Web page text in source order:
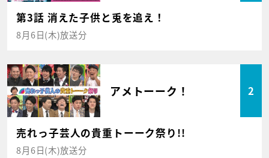
第3話 消えた子供と兎を追え！
8月6日(木)放送分
アメトーーク！ 2
売れっ子芸人の貴重トーーク祭り!!
8月6日(木)放送分